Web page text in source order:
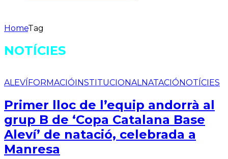
HomeTag
NOTÍCIES
ALEVÍFORMACIÓINSTITUCIONALNATACIÓNOTÍCIES
Primer lloc de l’equip andorrà al
grup B de ‘Copa Catalana Base
Aleví’ de natació, celebrada a
Manresa